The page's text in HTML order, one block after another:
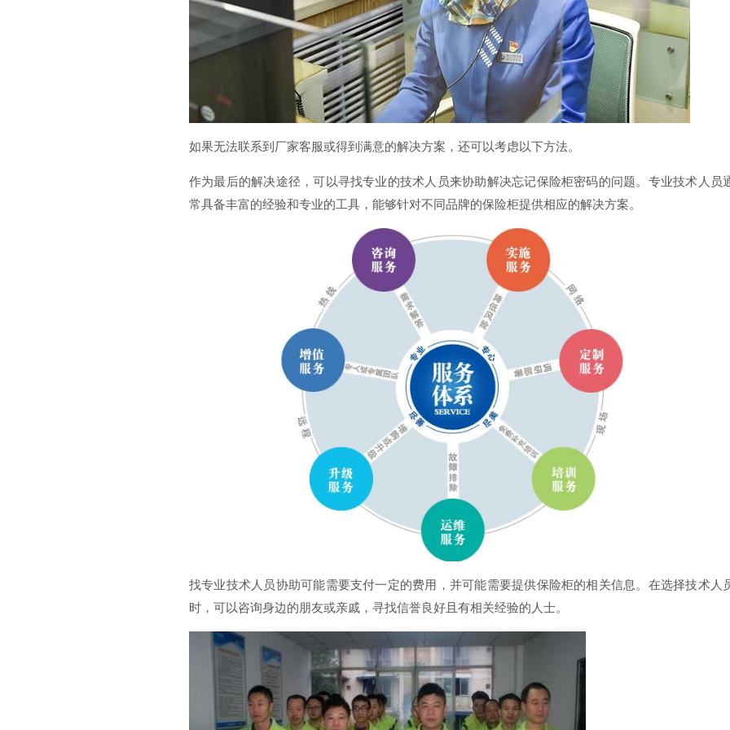
如果无法联系到厂家客服或得到满意的解决方案，还可以考虑以下方法。
作为最后的解决途径，可以寻找专业的技术人员来协助解决忘记保险柜密码的问题。专业技术人员
常具备丰富的经验和专业的工具，能够针对不同品牌的保险柜提供相应的解决方案。
找专业技术人员协助可能需要支付一定的费用，并可能需要提供保险柜的相关信息。在选择技术人
时，可以咨询身边的朋友或亲戚，寻找信誉良好且有相关经验的人士。